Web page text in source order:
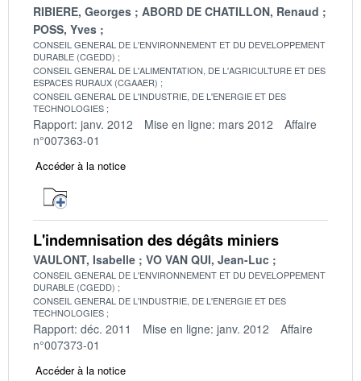
RIBIERE, Georges
ABORD DE CHATILLON, Renaud
POSS, Yves
CONSEIL GENERAL DE L'ENVIRONNEMENT ET DU DEVELOPPEMENT
DURABLE (CGEDD)
CONSEIL GENERAL DE L'ALIMENTATION, DE L'AGRICULTURE ET DES
ESPACES RURAUX (CGAAER)
CONSEIL GENERAL DE L'INDUSTRIE, DE L'ENERGIE ET DES
TECHNOLOGIES
Rapport: janv. 2012 Mise en ligne: mars 2012
Affaire
n°007363-01
Accéder à la notice
L'indemnisation des dégâts miniers
VAULONT, Isabelle VO VAN QUI, Jean-Luc
CONSEIL GENERAL DE L'ENVIRONNEMENT ET DU DEVELOPPEMENT
DURABLE (CGEDD)
CONSEIL GENERAL DE L'INDUSTRIE, DE L'ENERGIE ET DES
TECHNOLOGIES
Rapport: déc. 2011 Mise en ligne: janv. 2012
Affaire
n°007373-01
Accéder à la notice